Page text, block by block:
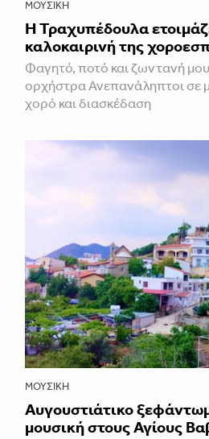
ΜΟΥΣΙΚΉ
Η Τραχυπέδουλα
καλοκαιρινή της
Φαγητό, ποτό και ζωντανή
ορχήστρα Ανεπανάληπτοι σε
χορό και διασκέδαση
ΜΟΥΣΙΚΉ
Αυγουστιάτικο
μουσική στους Αγίους